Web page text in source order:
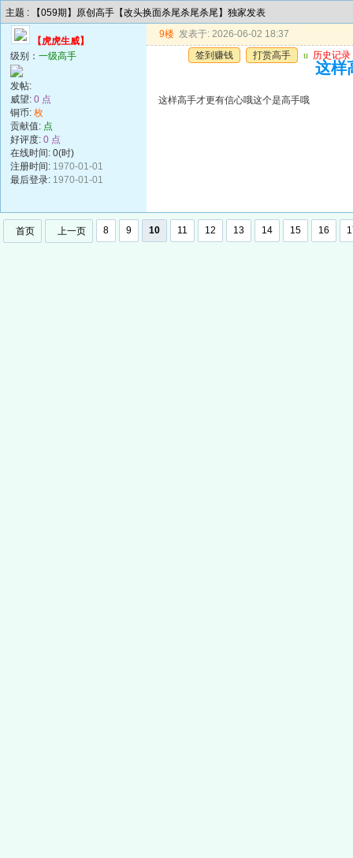
主题 : 【059期】原创高手【改头换面杀尾杀尾杀尾】独家发表
【虎虎生威】
级别： 一级高手
发帖:
威望: 0 点
铜币: 枚
贡献值: 点
好评度: 0 点
在线时间: 0(时)
注册时间: 1970-01-01
最后登录: 1970-01-01
9楼 发表于: 2026-06-02 18:37
签到赚钱
打赏高手 u 历史记录
这样
这样高手才更有信心哦这个是高手哦
首页 上一页 8 9 10 11 12 13 14 15 16